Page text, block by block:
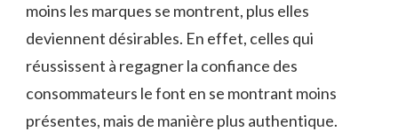
moins les marques se montrent, plus elles
deviennent désirables. En effet, celles qui
réussissent à regagner la confiance des
consommateurs le font en se montrant moins
présentes, mais de manière plus authentique.